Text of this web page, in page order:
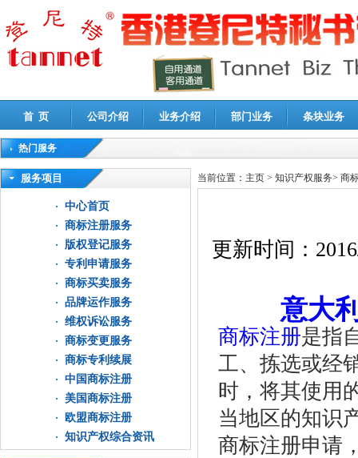
首 页 公司介绍 业务介绍 部门业务 条块业务
热门服务
高新技术企业认定审计|企业所得税汇算清缴申报鉴证
服务项目
中心首页
商标注册服务
版权登记服务
专利申请服务
商标买卖服务
品牌运作服务
维权诉讼服务
商标变更服务
商标专利续展
中国商标注册
美国商标注册
欧盟商标注册
知识产权综合资讯
当前位置： 主页 > 知识产权服务> 商
更新时间：
意大
商标注册是指
工、拣选或经
时，将其使用
当地区的知识
商标注册申请